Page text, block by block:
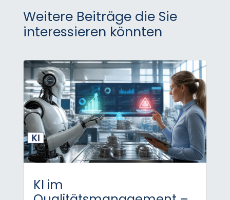
Weitere Beiträge die Sie
interessieren könnten
KI im